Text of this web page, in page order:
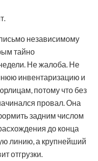
независимому
тайно
Не жалоба. Не
инвентаризацию и
потому что без
провал. Она
задним числом
до конца
линию, а крупнейший
отгрузки.